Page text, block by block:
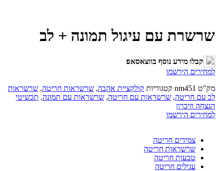
שרשרת עם עיגול תמונה + לב
קבלו מידע נוסף בווצאסאפ
למחירים הירשמו
מק"ט nm451 קטגוריות קולקציית אהבה, שרשראות חריטה, שרשראות
לב עם חריטה, שרשראות עם חריטה, שרשראות עם תמונה, תכשיטי
הנצחה וזיכרון
למחירים הירשמו
צמידים חריטה
שרשראות חריטה
טבעות חריטה
עגילים חריטה